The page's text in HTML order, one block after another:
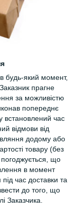
будь-який момент,
прагне
за можливістю
попереднє
встановлений час
відмови від
додому або
товару (без
погоджується, що
в момент
час доставки та
до того, що
Заказчика.